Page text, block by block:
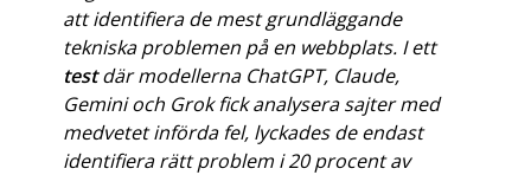
att identifiera de mest grundläggande
tekniska problemen på en webbplats. I ett
testdär modellerna ChatGPT, Claude,
Gemini och Grok fick analysera sajter med
medvetet införda fel, lyckades de endast
identifiera rätt problem i 20 procent av